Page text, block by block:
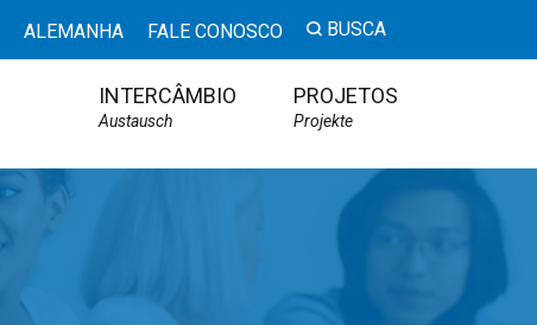
ALEMANHA FALE CONOSCO BUSCA
INTERCÂMBIO
Austausch
PROJETOS
Projekte